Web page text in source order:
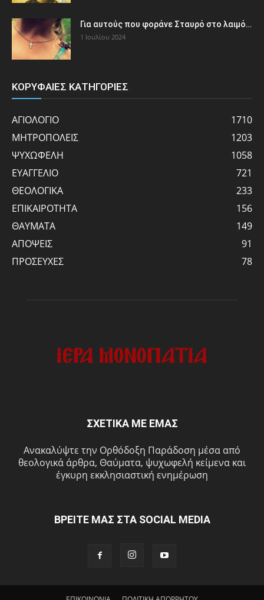
Για αυτούς που φοράνε Σταυρό στο λαιμό…
1 Ιουλίου 2024
ΚΟΡΥΦΑΙΕΣ ΚΑΤΗΓΟΡΙΕΣ
ΑΓΙΟΛΟΓΙΟ
1710
ΜΗΤΡΟΠΟΛΕΙΣ
1203
ΨΥΧΩΦΕΛΗ
1058
ΕΥΑΓΓΕΛΙΟ
721
ΘΕΟΛΟΓΙΚΑ
233
ΕΠΙΚΑΙΡΟΤΗΤΑ
156
ΘΑΥΜΑΤΑ
149
ΑΠΟΨΕΙΣ
91
ΠΡΟΣΕΥΧΕΣ
78
ΣΧΕΤΙΚΑ ΜΕ ΕΜΑΣ
Ανακαλύψτε την Ορθόδοξη Παράδοση μέσα από
θεολογικά άρθρα, Θαύματα, ψυχωφελή κείμενα και
έγκυρη εκκλησιαστική ενημέρωση
ΒΡΕΙΤΕ ΜΑΣ ΣΤΑ SOCIAL MEDIA